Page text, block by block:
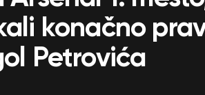
konačno
Petrovića